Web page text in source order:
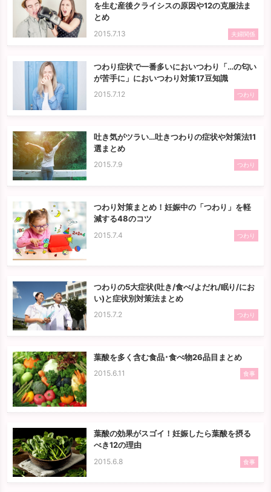
を生む産後クライシスの原因や12の克服法ま
とめ
2015.7.13 夫婦関係
つわり症状で一番多いにおいつわり「…の匂い
が苦手に」においつわり対策17豆知識
2015.7.12 つわり
吐き気がツラい…吐きつわりの症状や対策法11
選まとめ
2015.7.9 つわり
つわり対策まとめ！妊娠中の「つわり」を軽
減する48のコツ
2015.7.4 つわり
つわりの5大症状(吐き/食べ/よだれ/眠り/にお
い)と症状別対策法まとめ
2015.7.2 つわり
葉酸を多く含む食品･食べ物26品目まとめ
2015.6.11 食事
葉酸の効果がスゴイ！妊娠したら葉酸を摂る
べき12の理由
2015.6.8 食事